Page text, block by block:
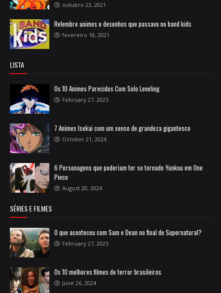
outubro 23, 2021
Relembre animes e desenhos que passava no band kids
fevereiro 18, 2021
LISTA
Os 10 Animes Parecidos Com Solo Leveling
February 27, 2025
7 Animes Isekai com um senso de grandeza gigantesco
October 21, 2024
6 Personagens que poderiam ter se tornado Yonkou em One
Piece
August 20, 2024
SÉRIES E FILMES
O que aconteceu com Sam e Dean no final de Supernatural?
February 27, 2025
Os 10 melhores filmes de terror brasileiros
June 26, 2024